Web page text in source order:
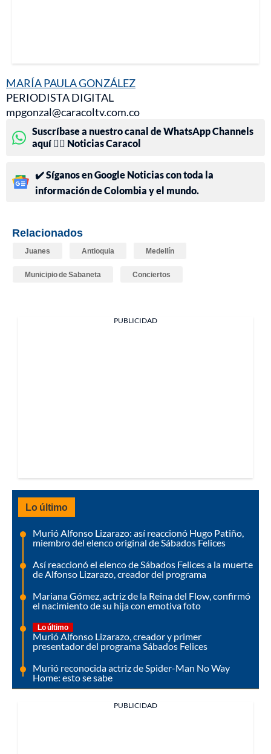
MARÍA PAULA GONZÁLEZ
PERIODISTA DIGITAL
mpgonzal@caracoltv.com.co
Suscríbase a nuestro canal de WhatsApp Channels
aquí 👉🏻 Noticias Caracol
✔️ Síganos en Google Noticias con toda la
información de Colombia y el mundo.
Relacionados
Juanes Antioquia Medellín
Municipio de Sabaneta Conciertos
PUBLICIDAD
Lo último
Murió Alfonso Lizarazo: así reaccionó Hugo Patiño,
miembro del elenco original de Sábados Felices
Así reaccionó el elenco de Sábados Felices a la muerte
de Alfonso Lizarazo, creador del programa
Mariana Gómez, actriz de la Reina del Flow, confirmó
el nacimiento de su hija con emotiva foto
Lo último
Murió Alfonso Lizarazo, creador y primer
presentador del programa Sábados Felices
Murió reconocida actriz de Spider-Man No Way
Home: esto se sabe
PUBLICIDAD